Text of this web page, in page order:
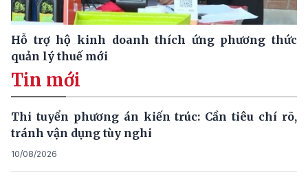
Hỗ trợ hộ kinh doanh thích ứng phương thức
quản lý thuế mới
Tin mới
Thi tuyển phương án kiến trúc: Cần tiêu chí rõ,
tránh vận dụng tùy nghi
10/08/2026